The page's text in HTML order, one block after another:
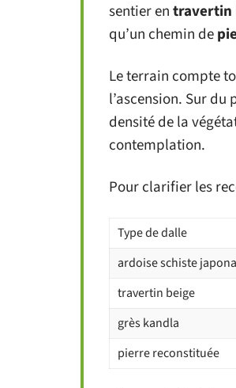
sentier entravertin
qu’un chemin de
Le terrain compte
l’ascension. Sur
densité de la
contemplation.
Pour clarifier les
Type de dalle
ardoise schiste
travertin beige
grès kandla
pierre reconstituée